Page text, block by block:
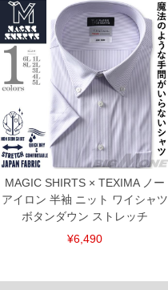
MAGIC SHIRTS × TEXIMA ノー
アイロン 半袖 ニット ワイシャツ
ボタンダウン ストレッチ
¥6,490